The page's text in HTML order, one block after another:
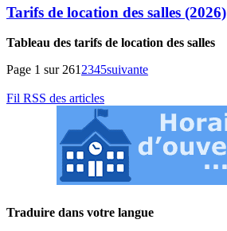
Tarifs de location des salles (2026)
Tableau des tarifs de location des salles
Page 1 sur 261 2345suivante
Fil RSS des articles
Traduire dans votre langue